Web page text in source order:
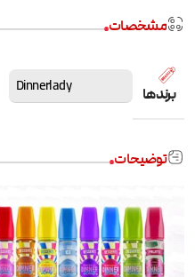
مشخصات
برندها Dinnerlady
توضیحات